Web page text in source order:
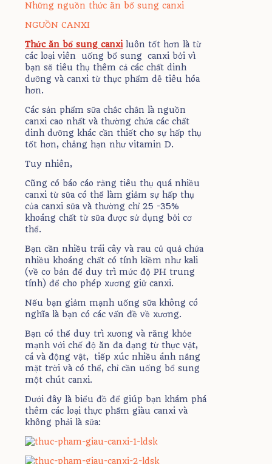
Những nguồn thức ăn bổ sung canxi
NGUỒN CANXI
Thức ăn bổ sung canxi luôn tốt hơn là từ
các loại viên uống bổ sung canxi bởi vì
bạn sẽ tiêu thụ thêm cả các chất dinh
dưỡng và canxi từ thực phẩm dễ tiêu hóa
hơn.
Các sản phẩm sữa chắc chắn là nguồn
canxi cao nhất và thường chứa các chất
dinh dưỡng khác cần thiết cho sự hấp thụ
tốt hơn, chẳng hạn như vitamin D.
Tuy nhiên,
Cũng có báo cáo rằng tiêu thụ quá nhiều
canxi từ sữa có thể làm giảm sự hấp thụ
của canxi sữa và thường chỉ 25 -35%
khoáng chất từ sữa được sử dụng bởi cơ
thể.
Bạn cần nhiều trái cây và rau củ quả chứa
nhiều khoáng chất có tính kiềm như kali
(về cơ bản để duy trì mức độ PH trung
tính) để cho phép xương giữ canxi.
Nếu bạn giảm mạnh uống sữa không có
nghĩa là bạn có các vấn đề về xương.
Bạn có thể duy trì xương và răng khỏe
mạnh với chế độ ăn đa dạng từ thực vật,
cá và động vật, tiếp xúc nhiều ánh nắng
mặt trời và có thể, chỉ cần uống bổ sung
một chút canxi.
Dưới đây là biểu đồ để giúp bạn khám phá
thêm các loại thực phẩm giàu canxi và
không phải là sữa: